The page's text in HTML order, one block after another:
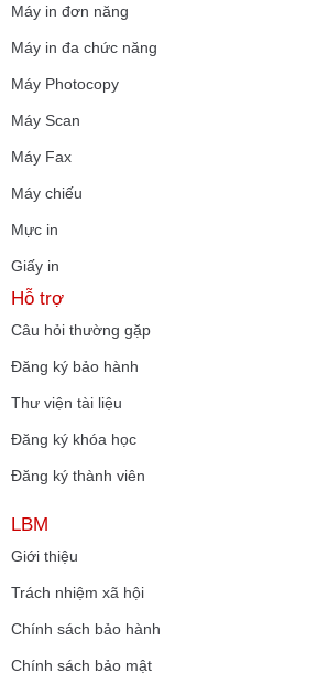
Máy in đơn năng
Máy in đa chức năng
Máy Photocopy
Máy Scan
Máy Fax
Máy chiếu
Mực in
Giấy in
Hỗ trợ
Câu hỏi thường gặp
Đăng ký bảo hành
Thư viện tài liệu
Đăng ký khóa học
Đăng ký thành viên
LBM
Giới thiệu
Trách nhiệm xã hội
Chính sách bảo hành
Chính sách bảo mật